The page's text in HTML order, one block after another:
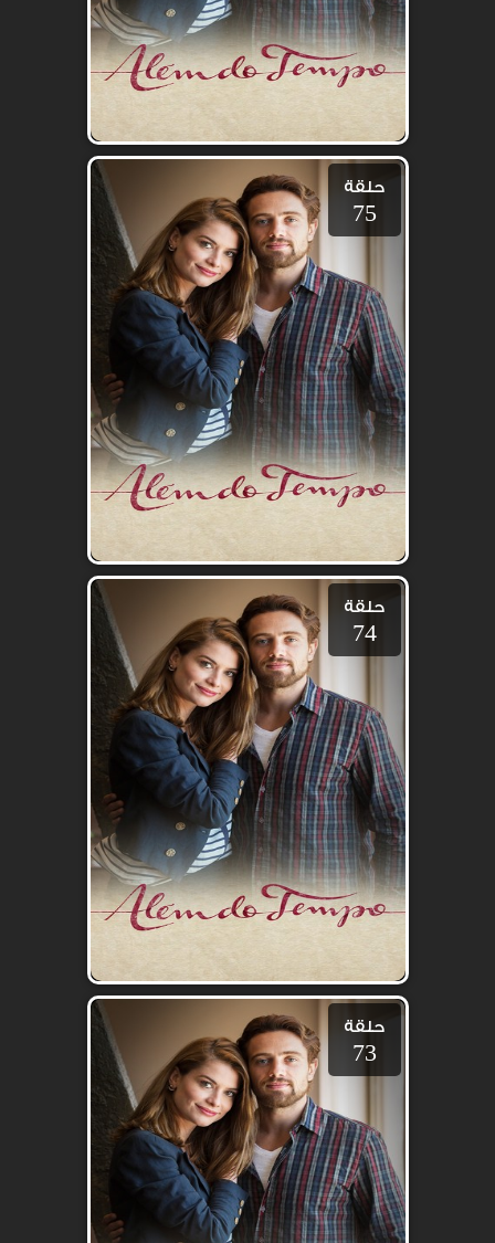
حلقة
75
حلقة
74
حلقة
73